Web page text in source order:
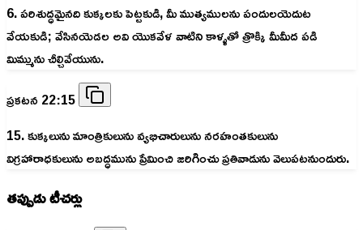
6. పరిశుద్ధమైనది కుక్కలకు పెట్టకుడి, మీ ముత్యములను పందులయెదుట
వేయకుడి; వేసినయెడల అవి యొకవేళ వాటిని కాళ్ళతో త్రొక్కి మీమీద పడి
మిమ్మును చీల్చివేయును.
ప్రకటన 22:15
15. కుక్కలును మాంత్రికులును వ్యభిచారులును నరహంతకులును
విగ్రహారాధకులును అబద్ధమును ప్రేమించి జరిగించు ప్రతివాడును వెలుపటనుందురు.
తప్పుడు టీచర్లు